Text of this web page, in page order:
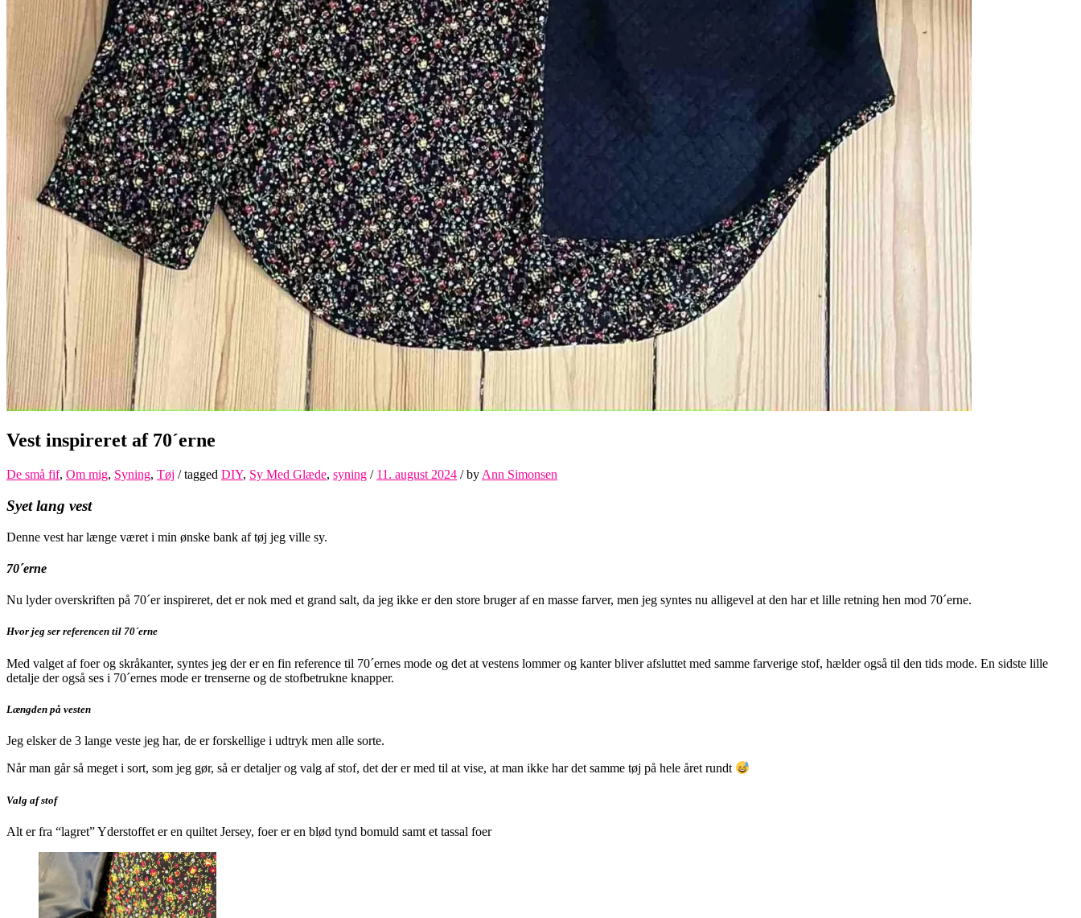
Vest inspireret af 70´erne
De små fif, Om mig, Syning, Tøj / tagged DIY, Sy Med Glæde, syning / 11. august 2024 /by Ann Simonsen
Syet lang vest
Denne vest har længe været i min ønske bank af tøj jeg ville sy.
70´erne
Nu lyder overskriften på 70´er inspireret, det er nok med et grand salt, da jeg ikke er den store bruger af en masse farver, men jeg syntes nu alligevel at den har et lille retning hen mod 70´erne.
Hvor jeg ser referencen til 70´erne
Med valget af foer og skråkanter, syntes jeg der er en fin reference til 70´ernes mode og det at vestens lommer og kanter bliver afsluttet med samme farverige stof, hælder også til den tids mode. En sidste lille
detalje der også ses i 70´ernes mode er trenserne og de stofbetrukne knapper.
Længden på vesten
Jeg elsker de 3 lange veste jeg har, de er forskellige i udtryk men alle sorte.
Når man går så meget i sort, som jeg gør, så er detaljer og valg af stof, det der er med til at vise, at man ikke har det samme tøj på hele året rundt
Valg af stof
Alt er fra “lagret” Yderstoffet er en quiltet Jersey, foer er en blød tynd bomuld samt et tassal foer